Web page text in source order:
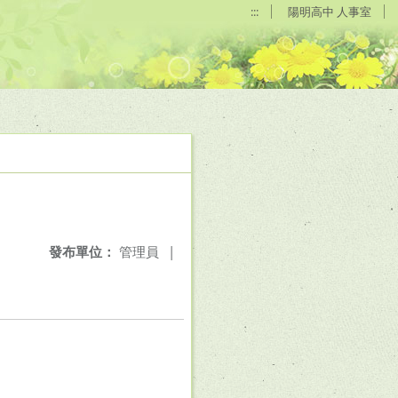
::: 陽明高中 人事室
發布單位： 管理員 |